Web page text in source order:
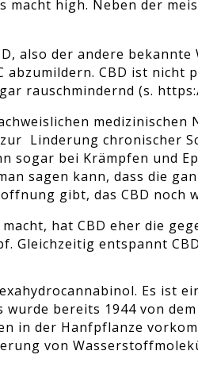
macht high. Neben der
also der andere
abzumildern. CBD ist nicht
rauschmindernd (s.
Linderung chronischer
sogar bei Krämpfen und
sagen kann, dass die
gibt, das CBD
hat CBD eher die
Gleichzeitig entspannt
Es ist
bereits 1944 von
in der Hanfpflanze
von